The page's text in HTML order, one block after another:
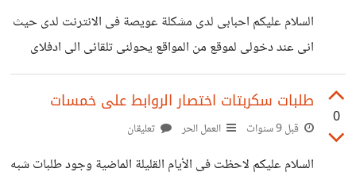
السلام عليكم احبابى لدى مشكلة عويصة فى الانترنت لدى حيث
انى عند دخولى لموقع من المواقع يحولنى تلقائى الى ادفلاى
http://b.top4top.net/p_426yq4cp1.jpg كما بالصورة
السابقة ولكن المشكلة ليست فى ذلك المشكلة انى عندما افتح
0
طلبات سكربتات اختصار الروابط على خمسات
قبل 9 سنوات العمل الحر تعليقان
السلام عليكم لاحظت فى الأيام القليلة الماضية وجود طلبات شبه